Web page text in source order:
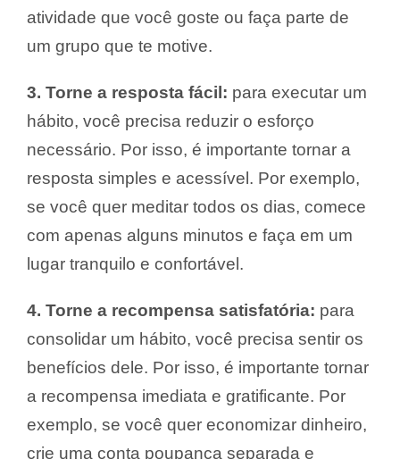
atividade que você goste ou faça parte de
um grupo que te motive.
3. Torne a resposta fácil: para executar um
hábito, você precisa reduzir o esforço
necessário. Por isso, é importante tornar a
resposta simples e acessível. Por exemplo,
se você quer meditar todos os dias, comece
com apenas alguns minutos e faça em um
lugar tranquilo e confortável.
4. Torne a recompensa satisfatória: para
consolidar um hábito, você precisa sentir os
benefícios dele. Por isso, é importante tornar
a recompensa imediata e gratificante. Por
exemplo, se você quer economizar dinheiro,
crie uma conta poupança separada e